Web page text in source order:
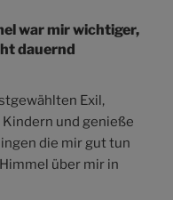
war mir wichtiger,
dauernd
Exil,
und genieße
die mir gut tun
über mir in